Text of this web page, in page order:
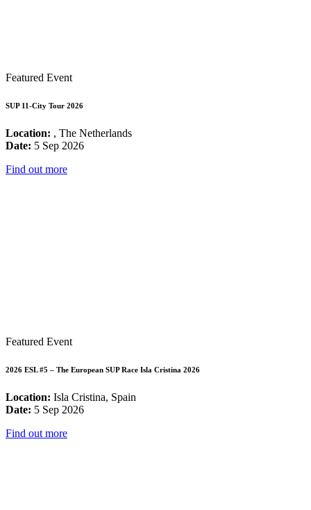
Featured Event
SUP 11-City Tour 2026
Location: , The Netherlands
Date: 5 Sep 2026
Find out more
Featured Event
2026 ESL #5 – The European SUP Race Isla Cristina 2026
Location: Isla Cristina, Spain
Date: 5 Sep 2026
Find out more